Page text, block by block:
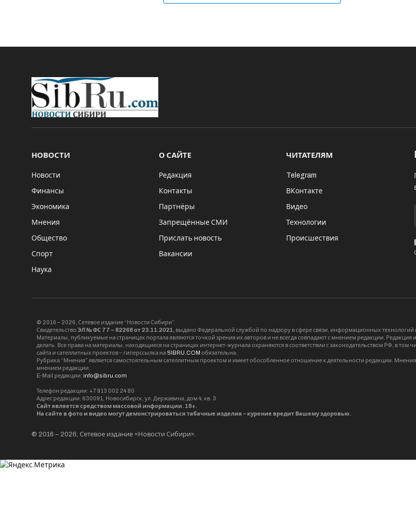
НОВОСТИ
Новости
Финансы
Экономика
Мнения
Общество
Спорт
Наука
О САЙТЕ
Редакция
Контакты
Партнёры
Запрещённые СМИ
Прислать новость
Вакансии
ЧИТАТЕЛЯМ
Telegram
ВКонтакте
Видео
Технологии
Происшествия
© 2016 – 2026, Сетевое издание “Новости Сибири”.
Свидетельство ЭЛ № ФС 77 – 82268 от 23.11.2021, выдано Федеральной службой по надзору в сфере связи, информационных
Материалы, публикуемые на страницах портала являются точкой зрения их авторов и не всегда совпадают с мнением редакции. Редакция
делать. Все права на материалы, находящиеся на страницах интернет-журнала охраняются в соответствии с законодательством РФ, в
сайта и сателлитных проектов – гиперссылка на SIBRU.COM обязательна.
Рубрика “Мнения” является самостоятельным сателлитным проектом и имеет обособленное отношение к деятельности редакции.
мнением редакции.
E-Mail редакции: info@sibru.com
Телефон редакции: +7 913 002 24 80
Адрес редакции: 630091, Новосибирск, ул. Державина, дом 4, кв. 3
Сайт является средством массовой информации. 18+.
На сайте в фото и видео могут демонстрироваться табачные изделия – курение вредит Вашему здоровью.
© 2016 – 2026, Сетевое издание «Новости Сибири».